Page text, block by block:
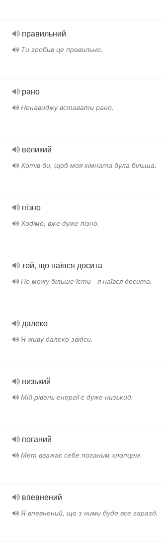
правильний
Ти зробив це правильно.
рано
Ненавиджу вставати рано.
великий
Хотів би, щоб моя кімната була більша.
пізно
Ходімо, вже дуже пізно.
той, що наївся досита
Не можу більше їсти - я наївся досита.
далеко
Я живу далеко звідси.
низький
Мій рівень енергії є дуже низький.
поганий
Мет вважає себе поганим хлопцем.
впевнений
Я впевнений, що з ними буде все гаразд.